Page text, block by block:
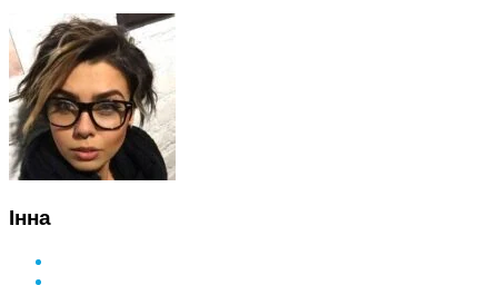
Інна